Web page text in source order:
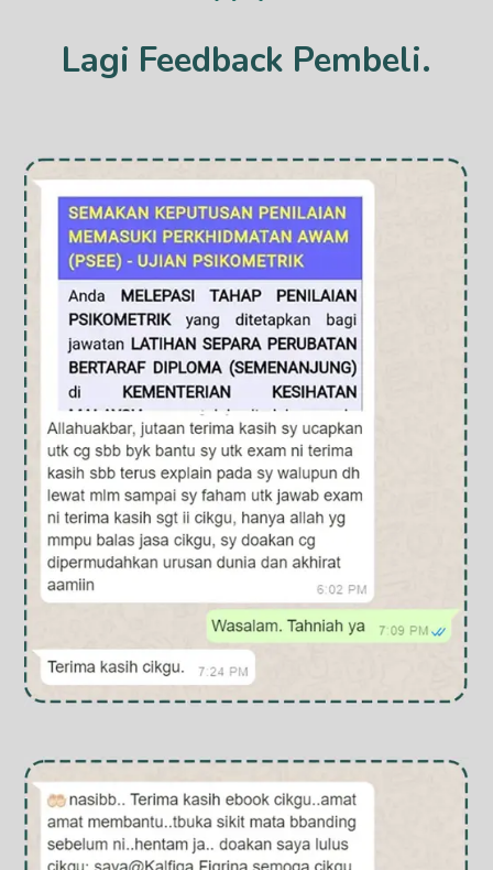
Lagi Feedback Pembeli.